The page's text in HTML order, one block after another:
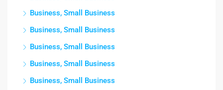
Business, Small Business
Business, Small Business
Business, Small Business
Business, Small Business
Business, Small Business